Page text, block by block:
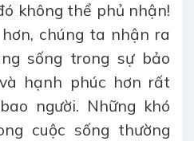
không thể phủ nhận!
chúng ta nhận ra
sống trong sự bảo
hạnh phúc hơn rất
người. Những khó
cuộc sống thường